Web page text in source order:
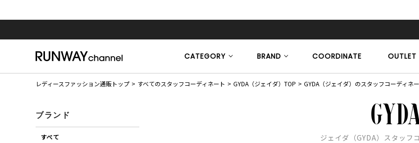
CATEGORY BRAND COORDINATE OUTLET
レディースファッション通販トップ すべてのスタッフコーディネート GYDA（ジェイダ）TOP GYDA（ジェイダ）のスタッフコーディネ
ジェイダ（GYDA）スタッフ
ブランド
すべて